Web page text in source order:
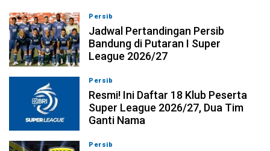
Persib
Jadwal Pertandingan Persib
Bandung di Putaran I Super
League 2026/27
Persib
Resmi! Ini Daftar 18 Klub Peserta
Super League 2026/27, Dua Tim
Ganti Nama
Persib